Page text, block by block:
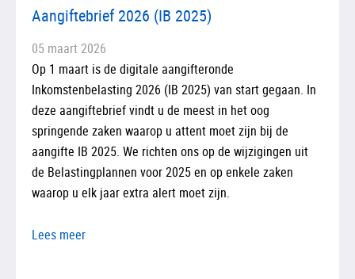
Aangiftebrief 2026 (IB 2025)
05 maart 2026
Op 1 maart is de digitale aangifteronde
Inkomstenbelasting 2026 (IB 2025) van start gegaan. In
deze aangiftebrief vindt u de meest in het oog
springende zaken waarop u attent moet zijn bij de
aangifte IB 2025. We richten ons op de wijzigingen uit
de Belastingplannen voor 2025 en op enkele zaken
waarop u elk jaar extra alert moet zijn.
Lees meer